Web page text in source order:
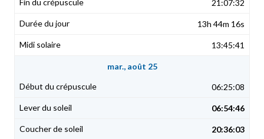
21:07:32
13h 44m 16s
13:45:41
mar., août 25
06:25:08
06:54:46
20:36:03